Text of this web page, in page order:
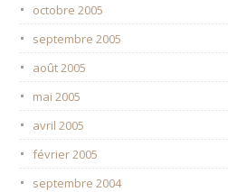
octobre 2005
septembre 2005
août 2005
mai 2005
avril 2005
février 2005
septembre 2004